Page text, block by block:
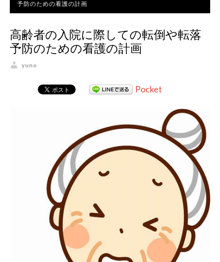
予防のための看護の計画
高齢者の入院に際しての転倒や転落
予防のための看護の計画
yuno
Pocket